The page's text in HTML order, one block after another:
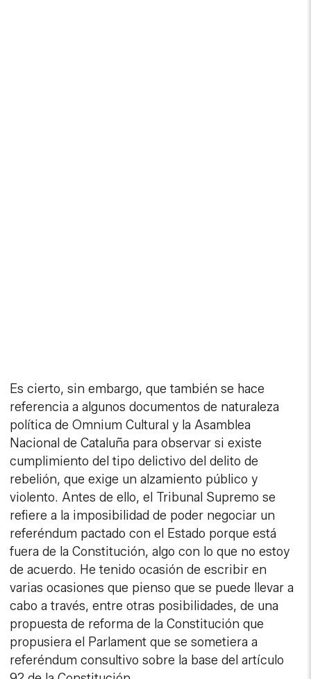
Es cierto, sin embargo, que también se hace
referencia a algunos documentos de naturaleza
política de Omnium Cultural y la Asamblea
Nacional de Cataluña para observar si existe
cumplimiento del tipo delictivo del delito de
rebelión, que exige un alzamiento público y
violento. Antes de ello, el Tribunal Supremo se
refiere a la imposibilidad de poder negociar un
referéndum pactado con el Estado porque está
fuera de la Constitución, algo con lo que no estoy
de acuerdo. He tenido ocasión de escribir en
varias ocasiones que pienso que se puede llevar a
cabo a través, entre otras posibilidades, de una
propuesta de reforma de la Constitución que
propusiera el Parlament que se sometiera a
referéndum consultivo sobre la base del artículo